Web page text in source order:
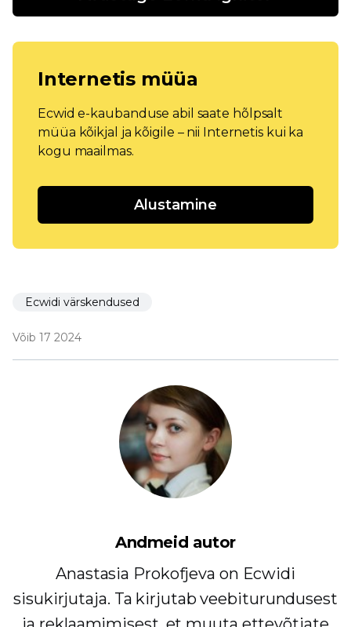
Internetis müüa
Ecwid e-kaubanduse abil saate hõlpsalt
müüa kõikjal ja kõigile – nii Internetis kui ka
kogu maailmas.
Alustamine
Ecwidi värskendused
Võib 17 2024
Andmeid autor
Anastasia Prokofjeva on Ecwidi
sisukirjutaja. Ta kirjutab veebiturundusest